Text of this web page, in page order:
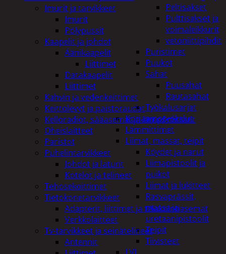
Peltisakset
Pulttisakset ja
voimaleikkurit
vetoniittipihdit
Puristimet
Puukot
Sahat
Puusahat
Rautasahat
Työkalusarjat
Korjaamotyökalut
Lämmittimet
Liimat, massat, teipit
Köydet ja narut
Liimapistoolit ja
puikot
Liimat ja lukitteet
Rasvaprässit,
massa ja
uretaanipistoolit
Teipit
Tiivisteet
Imurit ja tarvikkeet
Imurit
Pölypussit
Kaapelit ja johdot
Äänikaapelit
Liittimet
Datakaapelit
Liittimet
Kahvin ja vedenkeittimet
Keittolevyt ja paistoraudat
Kelloradiot, sääasemat ja lämpömittarit
Oheislaitteet
Paristot
Puhelintarvikkeet
Johdot ja laturit
Kotelot ja telineet
Tehosekoittimet
Tietokonetarvikkeet
Adapterit, liittimet ja telakointiasemat
Verkkolaitteet
Tv-tarvikkeet ja seinätelineet
Antennit